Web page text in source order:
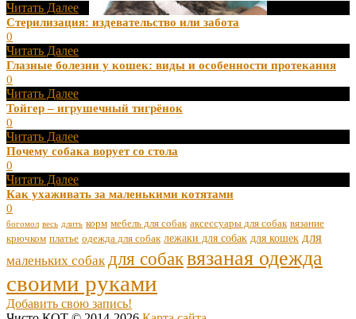
Читать Далее
Стерилизация: издевательство или забота
0
Читать Далее
Глазные болезни у кошек: виды и особенности протекания
0
Читать Далее
Тойгер – игрушечный тигрёнок
0
Читать Далее
Почему собака ворует со стола
0
Читать Далее
Как ухаживать за маленькими котятами
0
богомол весь длить корм мебель для собак аксессуары для собак вязание
крючком платье одежда для собак лежаки для собак для кошек для
маленьких собак для собаквязаная одежда
своими руками
Добавить свою запись!